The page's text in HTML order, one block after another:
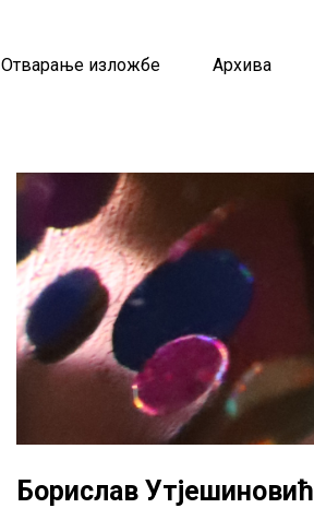
Отварање изложбе Архива
Борислав Утјешиновић